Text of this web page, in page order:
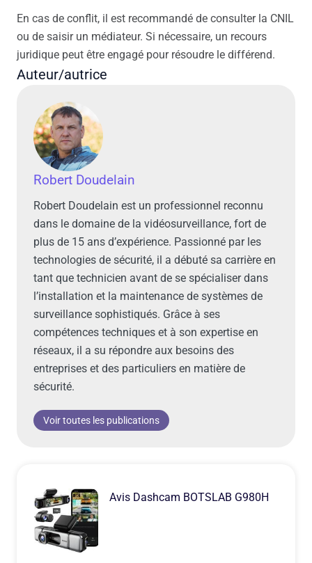
En cas de conflit, il est recommandé de consulter la CNIL
ou de saisir un médiateur. Si nécessaire, un recours
juridique peut être engagé pour résoudre le différend.
Auteur/autrice
Robert Doudelain
Robert Doudelain est un professionnel reconnu
dans le domaine de la vidéosurveillance, fort de
plus de 15 ans d’expérience. Passionné par les
technologies de sécurité, il a débuté sa carrière en
tant que technicien avant de se spécialiser dans
l’installation et la maintenance de systèmes de
surveillance sophistiqués. Grâce à ses
compétences techniques et à son expertise en
réseaux, il a su répondre aux besoins des
entreprises et des particuliers en matière de
sécurité.
Voir toutes les publications
Avis Dashcam BOTSLAB G980H